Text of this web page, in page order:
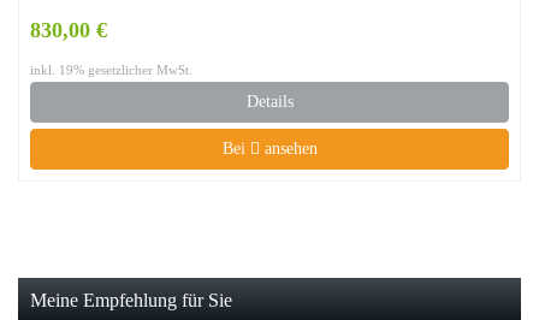
830,00 €
inkl. 19% gesetzlicher MwSt.
Details
Bei ansehen
Meine Empfehlung für Sie